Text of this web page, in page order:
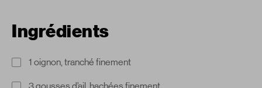
Ingrédients
1 oignon, tranché finement